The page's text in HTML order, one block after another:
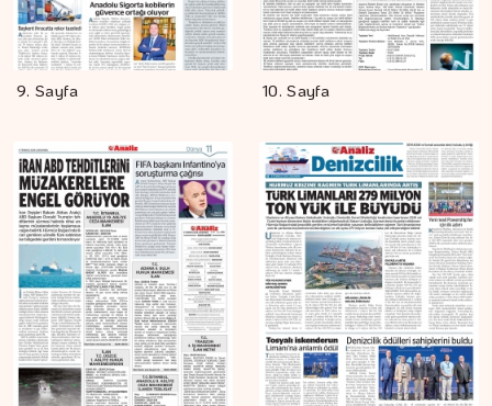
9. Sayfa 10. Sayfa